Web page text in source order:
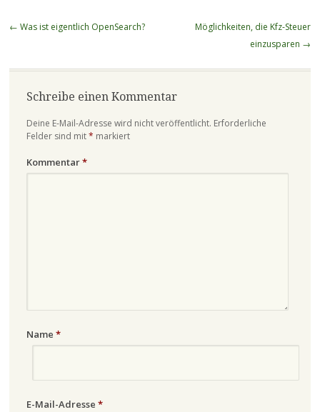
Beitragsnavigation
← Was ist eigentlich OpenSearch?
Möglichkeiten, die Kfz-Steuer
einzusparen →
Schreibe einen Kommentar
Deine E-Mail-Adresse wird nicht veröffentlicht. Erforderliche
Felder sind mit* markiert
Kommentar*
Name *
E-Mail-Adresse *